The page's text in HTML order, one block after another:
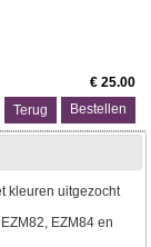
€ 25.00
Terug
kleuren uitgezocht
EZM84 en